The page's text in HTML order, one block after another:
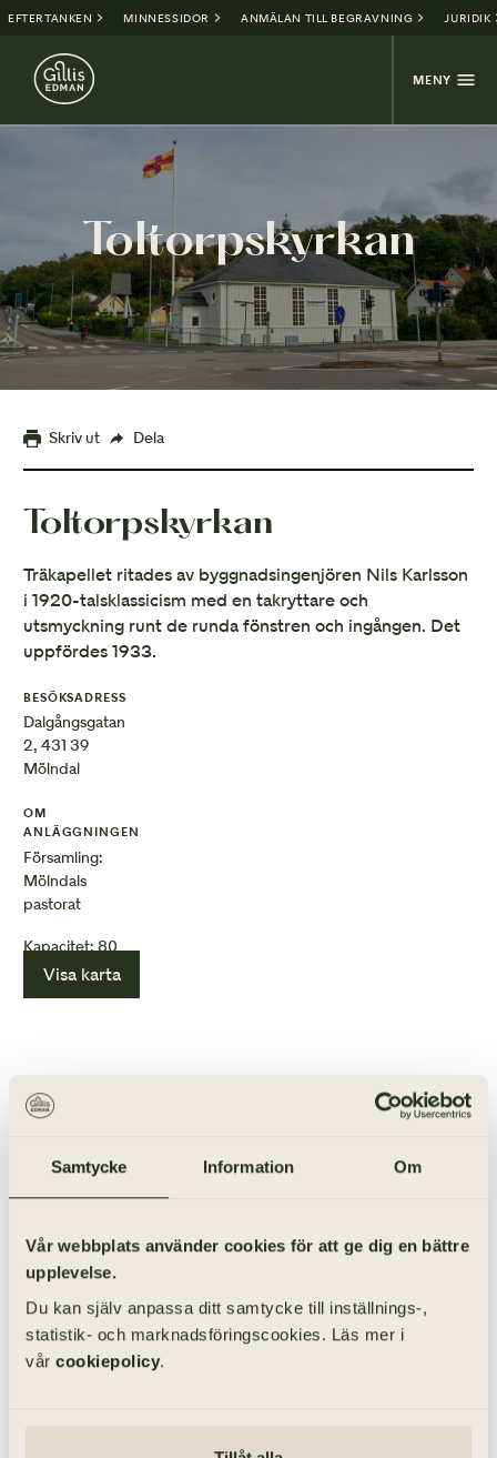
Samtycke Information Om
Vår webbplats använder cookies för att ge dig en bättre
upplevelse.
Du kan själv anpassa ditt samtycke till inställnings-,
statistik- och marknadsföringscookies. Läs mer i
vår cookiepolicy.
EFTERTANKEN MINNESSIDOR ANMÄLAN TILL BEGRAVNING JURIDIK
MENY
Toltorpskyrkan
Skriv ut Dela
Toltorpskyrkan
Träkapellet ritades av byggnadsingenjören Nils Karlsson
i 1920-talsklassicism med en takryttare och
utsmyckning runt de runda fönstren och ingången. Det
uppfördes 1933.
Visa karta
BESÖKSADRESS
Dalgångsgatan
2, 431 39
Mölndal
OM
ANLÄGGNINGEN
Församling:
Mölndals
pastorat
Kapacitet: 80
ANORDNA BEGRAVNING I TOLTORPSKYRKAN